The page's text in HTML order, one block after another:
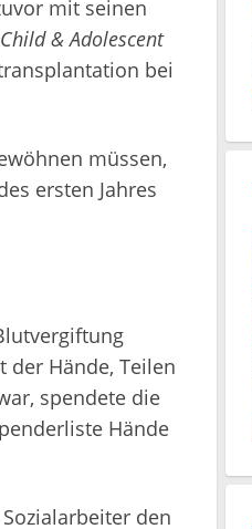
mit seinen
& Adolescent
bei
müssen,
ersten Jahres
Hände, Teilen
spendete die
Hände
den